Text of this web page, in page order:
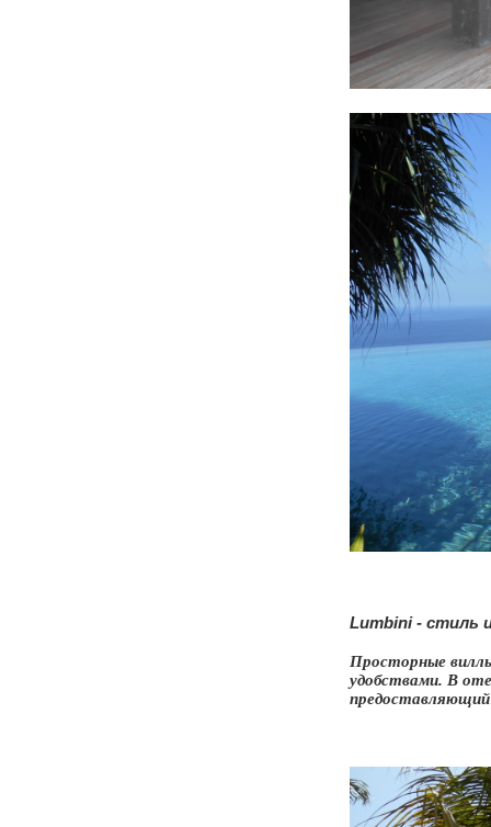
Lumbini - стиль
Просторные
удобствами. В
предоставляющий